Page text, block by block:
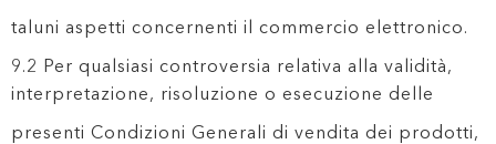
taluni aspetti concernenti il commercio elettronico.
9.2 Per qualsiasi controversia relativa alla validità,
interpretazione, risoluzione o esecuzione delle
presenti Condizioni Generali di vendita dei prodotti,